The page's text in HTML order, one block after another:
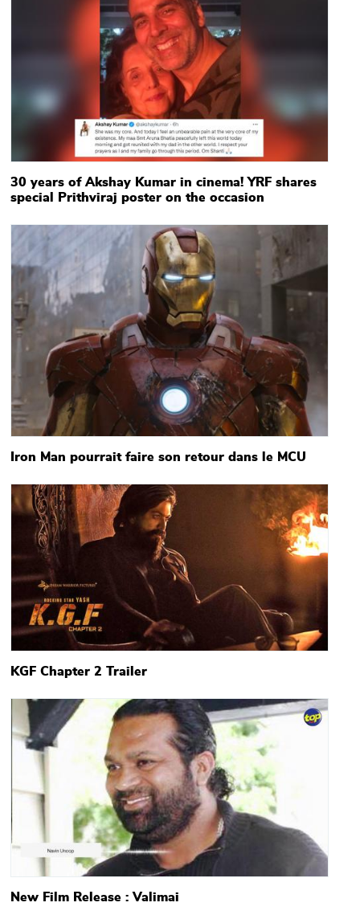
30 years of Akshay Kumar in cinema! YRF shares
special Prithviraj poster on the occasion
Main picture
Iron Man pourrait faire son retour dans le MCU
Main picture
KGF Chapter 2 Trailer
Main picture
New Film Release : Valimai